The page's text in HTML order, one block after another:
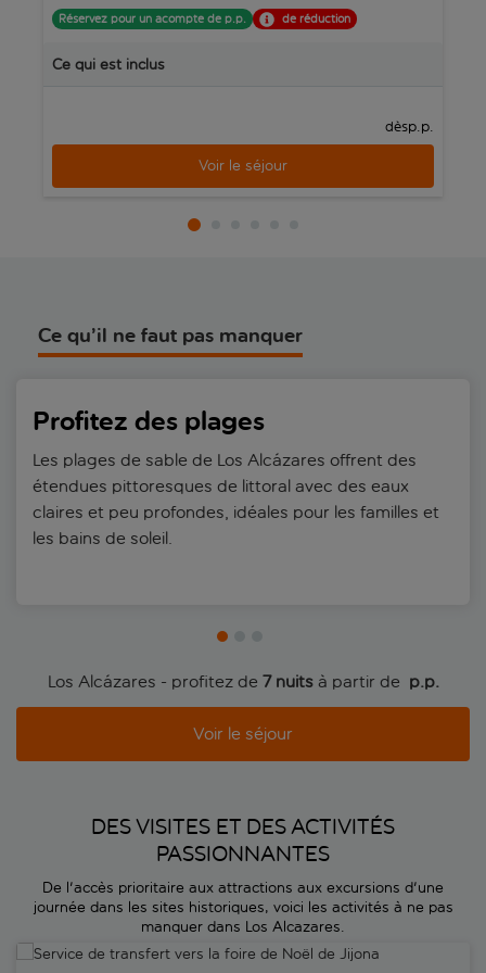
le meilleur de ses traditions folkloriques, de son riche patrimoine
détendue et ses diverses attractions, ce joyau côtier de la mer
Réservez pour un acompte de p.p. de réduction
Ce qui est inclus
dèsp.p.
Voir le séjour
Ce qu’il ne faut pas manquer
Profitez des plages
Les plages de sable de Los Alcázares offrent des
étendues pittoresques de littoral avec des eaux
claires et peu profondes, idéales pour les familles et
les bains de soleil.
Los Alcázares - profitez de 7 nuitsà partir de p.p.
Voir le séjour
DES VISITES ET DES ACTIVITÉS
PASSIONNANTES
De l'accès prioritaire aux attractions aux excursions d'une
journée dans les sites historiques, voici les activités à ne pas
manquer dans Los Alcazares.
Service de transfert vers la foire de Noël de Jijona